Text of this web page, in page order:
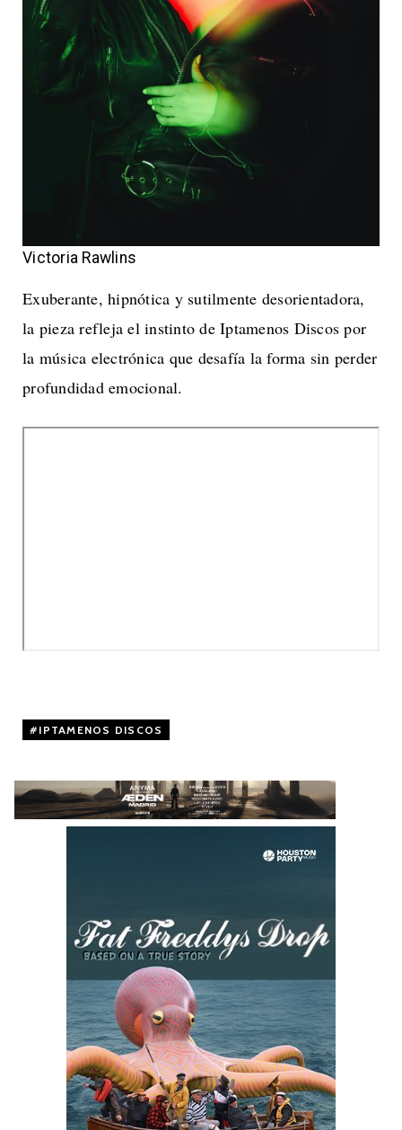
Victoria Rawlins
Exuberante, hipnótica y sutilmente desorientadora,
la pieza refleja el instinto de Iptamenos Discos por
la música electrónica que desafía la forma sin perder
profundidad emocional.
IPTAMENOS DISCOS